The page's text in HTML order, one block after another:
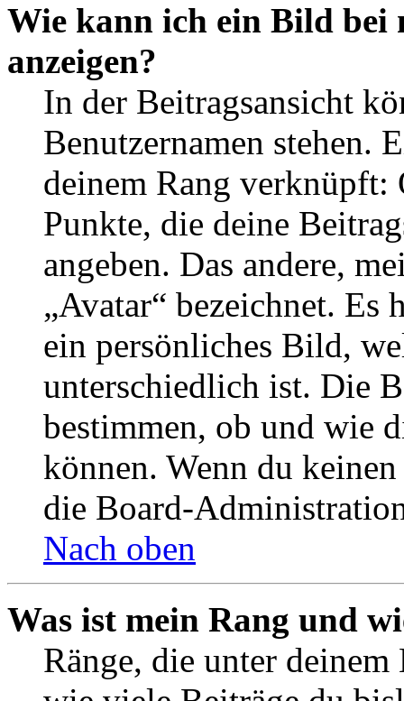
Wie kann ich ein Bild bei
anzeigen?
In der Beitragsansicht
Benutzernamen stehen.
deinem Rang verknüpft:
Punkte, die deine
angeben. Das andere,
„Avatar“ bezeichnet. Es
ein persönliches Bild,
unterschiedlich ist. Die
bestimmen, ob und wie
können. Wenn du
die Board-
Nach oben
Was ist mein Rang und
Ränge, die unter deinem